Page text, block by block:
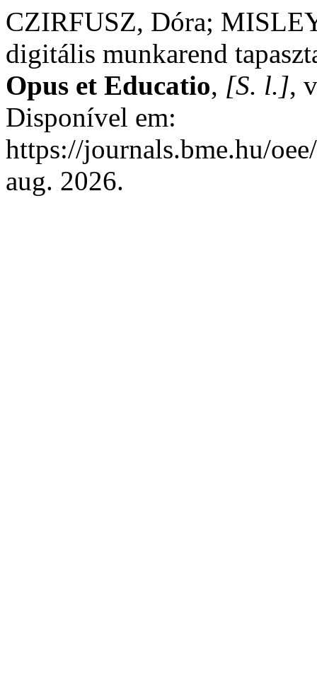
CZIRFUSZ, Dóra;
digitális munkarend
Opus et Educatio, [S. l.],
Disponível em:
https://journals.bme.hu/
aug. 2026.